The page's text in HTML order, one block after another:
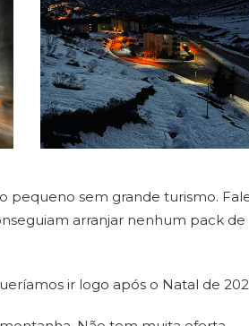
pequeno sem grande turismo.
arranjar nenhum pack de
ir logo após o Natal de